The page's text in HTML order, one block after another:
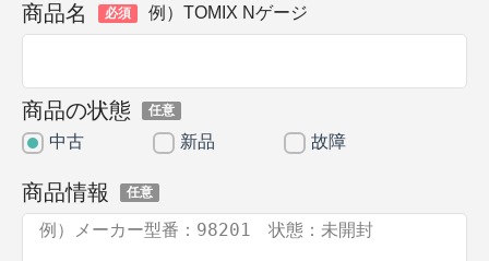
商品名
必須 例）TOMIX Nゲージ
商品の状態 任意
中古 新品 故障
商品情報 任意